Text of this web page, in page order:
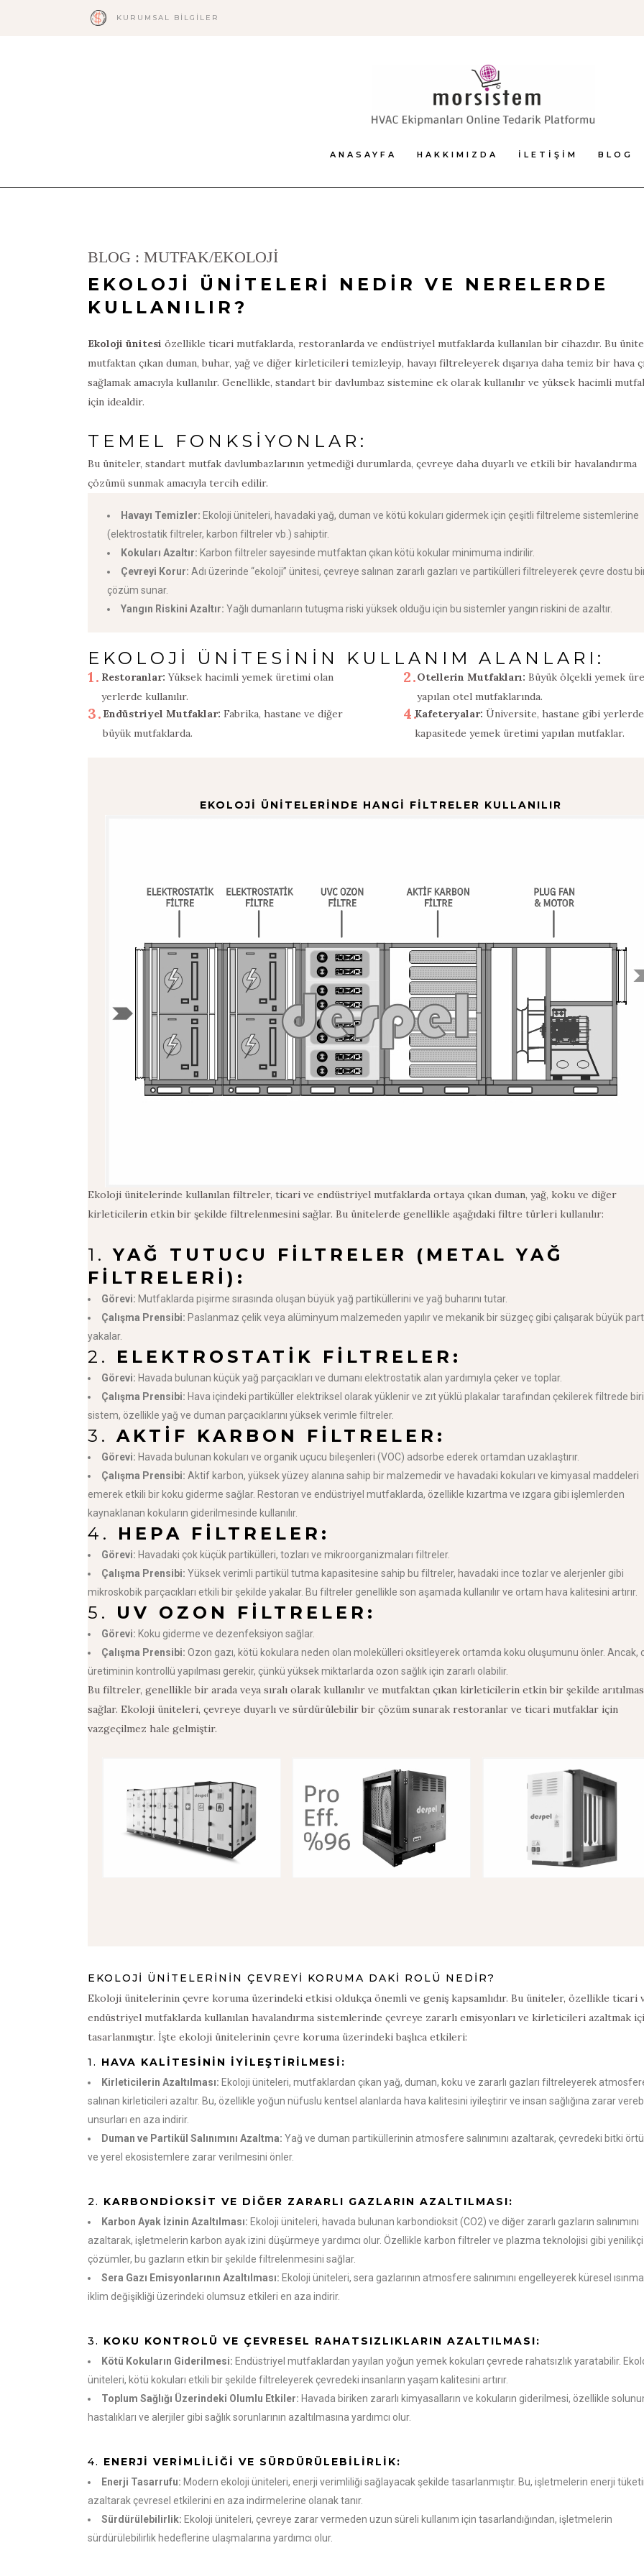
KURUMSAL BILGILER
ANASAYFA HAKKIMIZDA İLETIŞIM BLOG
BLOG : MUTFAK/EKOLOJİ
EKOLOJİ ÜNİTELERİ NEDIR VE NERELERDE
KULLANILIR?
Ekoloji ünitesi özellikle ticari mutfaklarda, restoranlarda ve endüstriyel mutfaklarda kullanılan bir cihazdır. Bu
mutfaktan çıkan duman, buhar, yağ ve diğer kirleticileri temizleyip, havayı filtreleyerek dışarıya daha temiz bir hava
sağlamak amacıyla kullanılır. Genellikle, standart bir davlumbaz sistemine ek olarak kullanılır ve yüksek hacimli
için idealdir.
TEMEL FONKSIYONLAR:
Bu üniteler, standart mutfak davlumbazlarının yetmediği durumlarda, çevreye daha duyarlı ve etkili bir havalandırma
çözümü sunmak amacıyla tercih edilir.
Havayı Temizler: Ekoloji üniteleri, havadaki yağ, duman ve kötü kokuları gidermek için çeşitli filtreleme sistemlerine
(elektrostatik filtreler, karbon filtreler vb.) sahiptir.
Kokuları Azaltır: Karbon filtreler sayesinde mutfaktan çıkan kötü kokular minimuma indirilir.
Çevreyi Korur: Adı üzerinde “ekoloji” ünitesi, çevreye salınan zararlı gazları ve partikülleri filtreleyerek çevre dostu
çözüm sunar.
Yangın Riskini Azaltır: Yağlı dumanların tutuşma riski yüksek olduğu için bu sistemler yangın riskini de azaltır.
EKOLOJİ ÜNİTESİNİN KULLANIM ALANLARI:
1.Restoranlar: Yüksek hacimli yemek üretimi olan
yerlerde kullanılır.
2.Otellerin Mutfakları: Büyük ölçekli yemek
yapılan otel mutfaklarında.
3.Endüstriyel Mutfaklar: Fabrika, hastane ve diğer
büyük mutfaklarda.
4.Kafeteryalar: Üniversite, hastane gibi
kapasitede yemek üretimi yapılan mutfaklar.
EKOLOJİ ÜNİTELERİNDE HANGİ FİLTRELER KULLANILIR
Ekoloji ünitelerinde kullanılan filtreler, ticari ve endüstriyel mutfaklarda ortaya çıkan duman, yağ, koku ve diğer
kirleticilerin etkin bir şekilde filtrelenmesini sağlar. Bu ünitelerde genellikle aşağıdaki filtre türleri kullanılır:
1.YAĞ TUTUCU FILTRELER (METAL YAĞ
FILTRELERI):
Görevi: Mutfaklarda pişirme sırasında oluşan büyük yağ partiküllerini ve yağ buharını tutar.
Çalışma Prensibi: Paslanmaz çelik veya alüminyum malzemeden yapılır ve mekanik bir süzgeç gibi çalışarak büyük
yakalar.
2. ELEKTROSTATIK FILTRELER:
Görevi: Havada bulunan küçük yağ parçacıkları ve dumanı elektrostatik alan yardımıyla çeker ve toplar.
Çalışma Prensibi: Hava içindeki partiküller elektriksel olarak yüklenir ve zıt yüklü plakalar tarafından çekilerek filtrede
sistem, özellikle yağ ve duman parçacıklarını yüksek verimle filtreler.
3. AKTIF KARBON FILTRELER:
Görevi: Havada bulunan kokuları ve organik uçucu bileşenleri (VOC) adsorbe ederek ortamdan uzaklaştırır.
Çalışma Prensibi: Aktif karbon, yüksek yüzey alanına sahip bir malzemedir ve havadaki kokuları ve kimyasal maddeleri
emerek etkili bir koku giderme sağlar. Restoran ve endüstriyel mutfaklarda, özellikle kızartma ve ızgara gibi işlemlerden
kaynaklanan kokuların giderilmesinde kullanılır.
4. HEPA FILTRELER:
Görevi: Havadaki çok küçük partikülleri, tozları ve mikroorganizmaları filtreler.
Çalışma Prensibi: Yüksek verimli partikül tutma kapasitesine sahip bu filtreler, havadaki ince tozlar ve alerjenler gibi
mikroskobik parçacıkları etkili bir şekilde yakalar. Bu filtreler genellikle son aşamada kullanılır ve ortam hava kalitesini artırır.
5. UV O ZON FILTRELER:
Görevi: Koku giderme ve dezenfeksiyon sağlar.
Çalışma Prensibi: Ozon gazı, kötü kokulara neden olan molekülleri oksitleyerek ortamda koku oluşumunu önler. Ancak,
üretiminin kontrollü yapılması gerekir, çünkü yüksek miktarlarda ozon sağlık için zararlı olabilir.
Bu filtreler, genellikle bir arada veya sıralı olarak kullanılır ve mutfaktan çıkan kirleticilerin etkin bir şekilde
sağlar. Ekoloji üniteleri, çevreye duyarlı ve sürdürülebilir bir çözüm sunarak restoranlar ve ticari mutfaklar için
vazgeçilmez hale gelmiştir.
EKOLOJİ ÜNİTELERİNİN ÇEVREYİ KORUMA DAKİ ROLÜ NEDİR?
Ekoloji ünitelerinin çevre koruma üzerindeki etkisi oldukça önemli ve geniş kapsamlıdır. Bu üniteler, özellikle ticari
endüstriyel mutfaklarda kullanılan havalandırma sistemlerinde çevreye zararlı emisyonları ve kirleticileri azaltmak
tasarlanmıştır. İşte ekoloji ünitelerinin çevre koruma üzerindeki başlıca etkileri:
1. HAVA KALITESININ İYILEŞTIRILMESI:
Kirleticilerin Azaltılması: Ekoloji üniteleri, mutfaklardan çıkan yağ, duman, koku ve zararlı gazları filtreleyerek
salınan kirleticileri azaltır. Bu, özellikle yoğun nüfuslu kentsel alanlarda hava kalitesini iyileştirir ve insan sağlığına zarar
unsurları en aza indirir.
Duman ve Partikül Salınımını Azaltma: Yağ ve duman partiküllerinin atmosfere salınımını azaltarak, çevredeki bitki
ve yerel ekosistemlere zarar verilmesini önler.
2. KARBONDIOKSIT VE DIĞER ZARARLI GAZLARIN AZALTILMASI:
Karbon Ayak İzinin Azaltılması: Ekoloji üniteleri, havada bulunan karbondioksit (CO2) ve diğer zararlı gazların salınımını
azaltarak, işletmelerin karbon ayak izini düşürmeye yardımcı olur. Özellikle karbon filtreler ve plazma teknolojisi gibi yenilikçi
çözümler, bu gazların etkin bir şekilde filtrelenmesini sağlar.
Sera Gazı Emisyonlarının Azaltılması: Ekoloji üniteleri, sera gazlarının atmosfere salınımını engelleyerek küresel
iklim değişikliği üzerindeki olumsuz etkileri en aza indirir.
3. KOKU KONTROLÜ VE ÇEVRESEL RAHATSIZLIKLARIN AZALTILMASI:
Kötü Kokuların Giderilmesi: Endüstriyel mutfaklardan yayılan yoğun yemek kokuları çevrede rahatsızlık yaratabilir.
üniteleri, kötü kokuları etkili bir şekilde filtreleyerek çevredeki insanların yaşam kalitesini artırır.
Toplum Sağlığı Üzerindeki Olumlu Etkiler: Havada biriken zararlı kimyasalların ve kokuların giderilmesi, özellikle
hastalıkları ve alerjiler gibi sağlık sorunlarının azaltılmasına yardımcı olur.
4. ENERJI VERIMLILIĞI VE SÜRDÜRÜLEBILIRLIK:
Enerji Tasarrufu: Modern ekoloji üniteleri, enerji verimliliği sağlayacak şekilde tasarlanmıştır. Bu, işletmelerin enerji
azaltarak çevresel etkilerini en aza indirmelerine olanak tanır.
Sürdürülebilirlik: Ekoloji üniteleri, çevreye zarar vermeden uzun süreli kullanım için tasarlandığından, işletmelerin
sürdürülebilirlik hedeflerine ulaşmalarına yardımcı olur.